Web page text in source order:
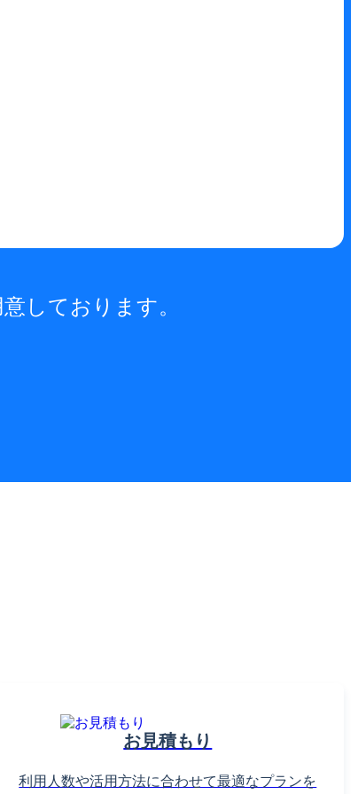
しております。
お見積もり
利用人数や活用方法に合わせて最適なプランを